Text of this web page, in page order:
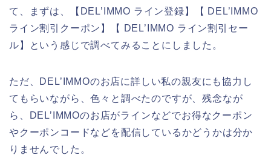
て、まずは、【DEL’IMMO ライン登録】【 DEL’IMMO
ライン割引クーポン】【 DEL’IMMO ライン割引セー
ル】という感じで調べてみることにしました。
ただ、DEL’IMMOのお店に詳しい私の親友にも協力し
てもらいながら、色々と調べたのですが、残念なが
ら、DEL’IMMOのお店がラインなどでお得なクーポン
やクーポンコードなどを配信しているかどうかは分か
りませんでした。